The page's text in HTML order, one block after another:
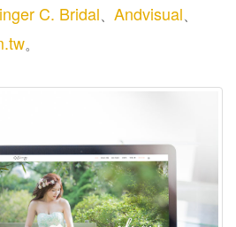
C. Bridal、 Andvisual、
。